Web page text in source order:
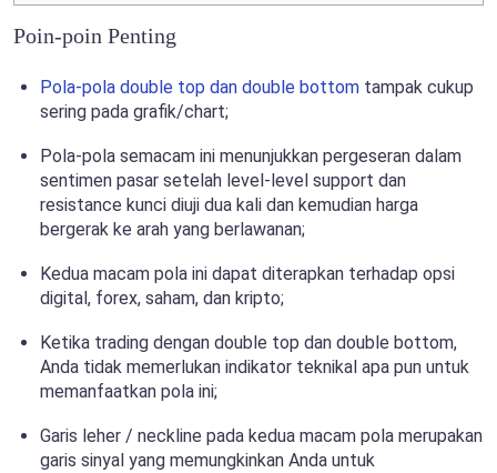
Poin-poin Penting
Pola-pola double top dan double bottom tampak cukup
sering pada grafik/chart;
Pola-pola semacam ini menunjukkan pergeseran dalam
sentimen pasar setelah level-level support dan
resistance kunci diuji dua kali dan kemudian harga
bergerak ke arah yang berlawanan;
Kedua macam pola ini dapat diterapkan terhadap opsi
digital, forex, saham, dan kripto;
Ketika trading dengan double top dan double bottom,
Anda tidak memerlukan indikator teknikal apa pun untuk
memanfaatkan pola ini;
Garis leher / neckline pada kedua macam pola merupakan
garis sinyal yang memungkinkan Anda untuk